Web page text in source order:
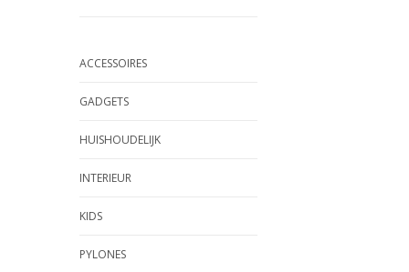
ACCESSOIRES
GADGETS
HUISHOUDELIJK
INTERIEUR
KIDS
PYLONES